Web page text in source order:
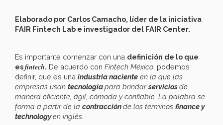
Elaborado por Carlos Camacho, líder de la iniciativa
FAIR Fintech Lab e investigador del FAIR Center.
Es importante comenzar con una definición de lo que
esfintech. De acuerdo con Fintech México , podemos
definir, que es una industria naciente en la que las
empresas usan tecnologíapara brindarserviciosde
manera eficiente, ágil, cómoda y confiable. La palabra se
forma a partir de la contracciónde los términos finance y
technologyen inglés.